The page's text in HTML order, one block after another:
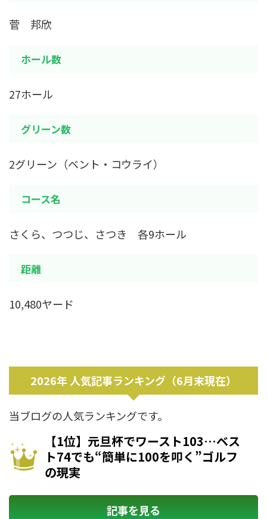
菅 邦欣
ホール数
27ホール
グリーン数
2グリーン（ベント・コウライ）
コース名
さくら、つつじ、さつき 各9ホール
距離
10,480ヤード
2026年 人気記事ランキング（6月末現在）
当ブログの人気ランキングです。
【1位】元旦杯でワースト103…ベス
ト74でも“簡単に100を叩く”ゴルフ
の現実
記事を見る